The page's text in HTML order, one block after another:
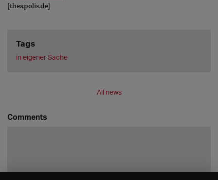
[theapolis.de]
Tags
in eigener Sache
All news
Comments